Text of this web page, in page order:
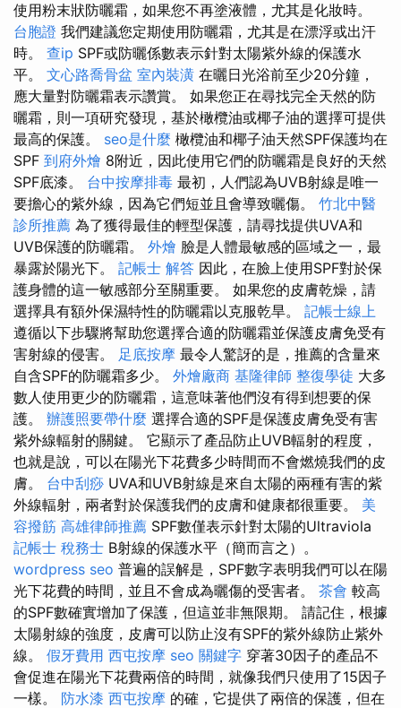
使用粉末狀防曬霜，如果您不再塗液體，尤其是化妝時。
台胞證 我們建議您定期使用防曬霜，尤其是在漂浮或出汗
時。 查ip SPF或防曬係數表示針對太陽紫外線的保護水
平。 文心路喬骨盆 室內裝潢 在曬日光浴前至少20分鐘，
應大量對防曬霜表示讚賞。 如果您正在尋找完全天然的防
曬霜，則一項研究發現，基於橄欖油或椰子油的選擇可提供
最高的保護。 seo是什麼 橄欖油和椰子油天然SPF保護均在
SPF 到府外燴 8附近，因此使用它們的防曬霜是良好的天然
SPF底漆。 台中按摩排毒 最初，人們認為UVB射線是唯一
要擔心的紫外線，因為它們短並且會導致曬傷。 竹北中醫
診所推薦 為了獲得最佳的輕型保護，請尋找提供UVA和
UVB保護的防曬霜。 外燴 臉是人體最敏感的區域之一，最
暴露於陽光下。 記帳士 解答 因此，在臉上使用SPF對於保
護身體的這一敏感部分至關重要。 如果您的皮膚乾燥，請
選擇具有額外保濕特性的防曬霜以克服乾旱。 記帳士線上
遵循以下步驟將幫助您選擇合適的防曬霜並保護皮膚免受有
害射線的侵害。 足底按摩 最令人驚訝的是，推薦的含量來
自含SPF的防曬霜多少。 外燴廠商 基隆律師 整復學徒 大多
數人使用更少的防曬霜，這意味著他們沒有得到想要的保
護。 辦護照要帶什麼 選擇合適的SPF是保護皮膚免受有害
紫外線輻射的關鍵。 它顯示了產品防止UVB輻射的程度，
也就是說，可以在陽光下花費多少時間而不會燃燒我們的皮
膚。 台中刮痧 UVA和UVB射線是來自太陽的兩種有害的紫
外線輻射，兩者對於保護我們的皮膚和健康都很重要。 美
容撥筋 高雄律師推薦 SPF數僅表示針對太陽的Ultraviola
記帳士 稅務士 B射線的保護水平（簡而言之）。
wordpress seo 普遍的誤解是，SPF數字表明我們可以在陽
光下花費的時間，並且不會成為曬傷的受害者。 茶會 較高
的SPF數確實增加了保護，但這並非無限期。 請記住，根據
太陽射線的強度，皮膚可以防止沒有SPF的紫外線防止紫外
線。 假牙費用 西屯按摩 seo 關鍵字 穿著30因子的產品不
會促進在陽光下花費兩倍的時間，就像我們只使用了15因子
一樣。 防水漆 西屯按摩 的確，它提供了兩倍的保護，但在